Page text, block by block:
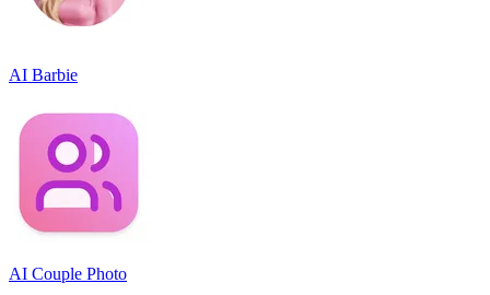
AI Barbie
AI Couple Photo